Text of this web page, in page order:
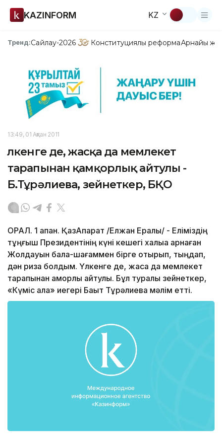
KAZINFORM KZ
Тренд:Сайлау-2026 Конституциялық реформаАрнайы
13:49, 01 Ақпан 2011
Үлкенге де, жасқа да мемлекет
тарапынан қамқорлық айтулы -
Б.Тұрәлиева, зейнеткер, БҚО
ОРАЛ. 1 ақпан. ҚазАқпарат /Елжан Ералы/ - Еліміздің
тұңғыш Президентінің күні кешегі халыққа арнаған
Жолдауын бала-шағаммен бірге отырып, тыңдап,
дән риза болдым. Үлкенге де, жасқа да мемлекет
тарапынан қамқорлық айтулы. Бұл туралы зейнеткер,
«Күміс алқа» иегері Бақыт Тұрәлиева мәлім етті.